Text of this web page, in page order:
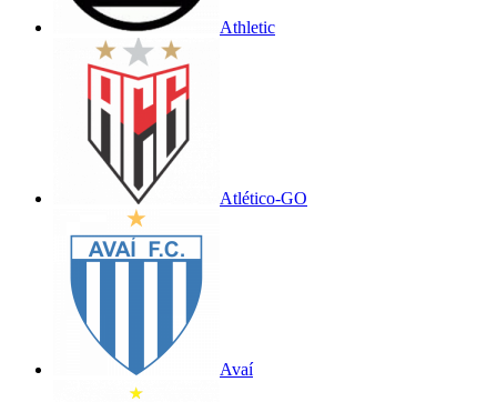
Athletic
Atlético-GO
Avaí